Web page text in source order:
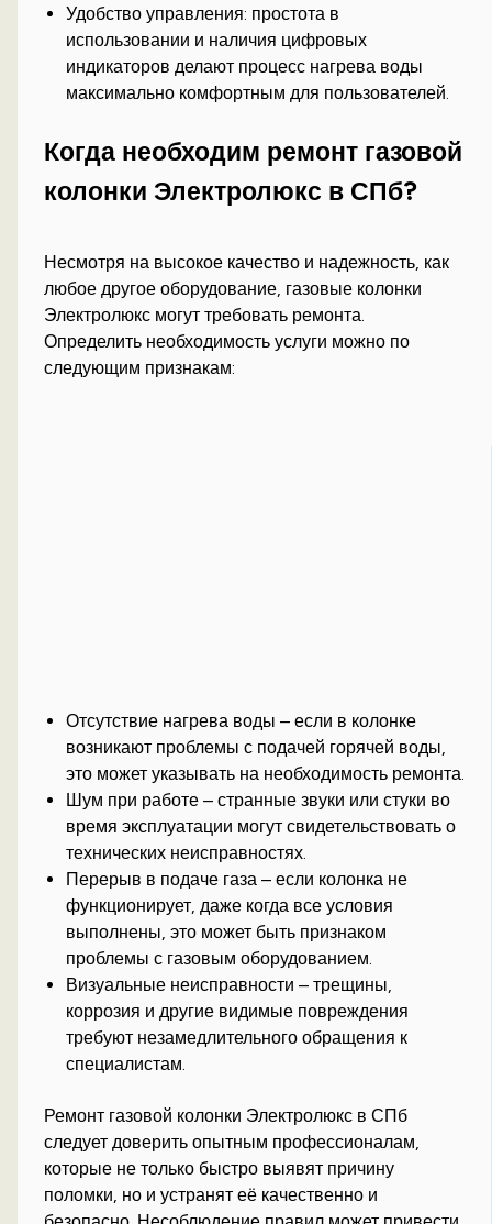
Удобство управления: простота в
использовании и наличия цифровых
индикаторов делают процесс нагрева воды
максимально комфортным для пользователей.
Когда необходим ремонт газовой
колонки Электролюкс в СПб?
Несмотря на высокое качество и надежность, как
любое другое оборудование, газовые колонки
Электролюкс могут требовать ремонта.
Определить необходимость услуги можно по
следующим признакам:
Отсутствие нагрева воды – если в колонке
возникают проблемы с подачей горячей воды,
это может указывать на необходимость ремонта.
Шум при работе – странные звуки или стуки во
время эксплуатации могут свидетельствовать о
технических неисправностях.
Перерыв в подаче газа – если колонка не
функционирует, даже когда все условия
выполнены, это может быть признаком
проблемы с газовым оборудованием.
Визуальные неисправности – трещины,
коррозия и другие видимые повреждения
требуют незамедлительного обращения к
специалистам.
Ремонт газовой колонки Электролюкс в СПб
следует доверить опытным профессионалам,
которые не только быстро выявят причину
поломки, но и устранят её качественно и